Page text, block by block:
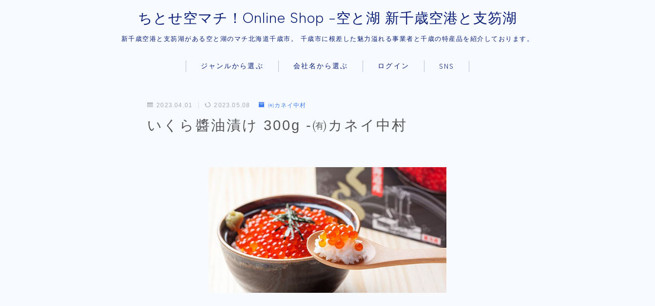
ちとせ空マチ！Online Shop -空と湖 新千歳空港と支笏湖
新千歳空港と支笏湖がある空と湖のマチ北海道千歳市。 千歳市に根差した魅力溢れる事業者と千歳の特産品を紹介しております。
ジャンルから選ぶ
肉・加工品
海鮮
オリジナル商品
会社名から選ぶ ログイン SNS
2023.04.01 2023.05.08 ㈲カネイ中村
いくら醬油漬け 300g -㈲カネイ中村